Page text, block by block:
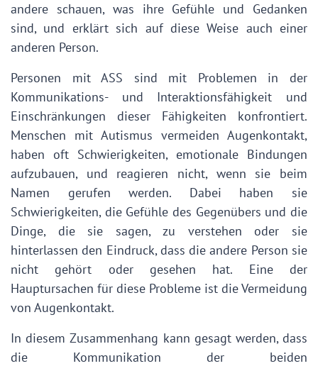
andere schauen, was ihre Gefühle und Gedanken
sind, und erklärt sich auf diese Weise auch einer
anderen Person.
Personen mit ASS sind mit Problemen in der
Kommunikations- und Interaktionsfähigkeit und
Einschränkungen dieser Fähigkeiten konfrontiert.
Menschen mit Autismus vermeiden Augenkontakt,
haben oft Schwierigkeiten, emotionale Bindungen
aufzubauen, und reagieren nicht, wenn sie beim
Namen gerufen werden. Dabei haben sie
Schwierigkeiten, die Gefühle des Gegenübers und die
Dinge, die sie sagen, zu verstehen oder sie
hinterlassen den Eindruck, dass die andere Person sie
nicht gehört oder gesehen hat. Eine der
Hauptursachen für diese Probleme ist die Vermeidung
von Augenkontakt.
In diesem Zusammenhang kann gesagt werden, dass
die Kommunikation der beiden